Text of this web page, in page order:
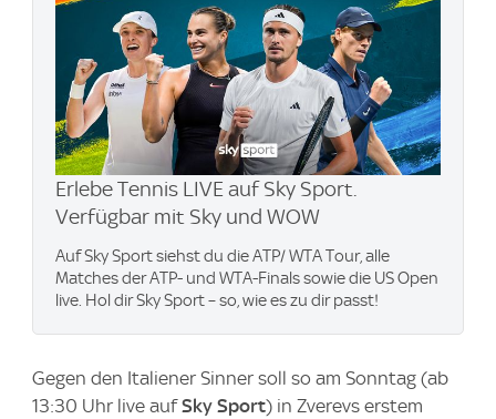
Erlebe Tennis LIVE auf Sky Sport.
Verfügbar mit Sky und WOW
Auf Sky Sport siehst du die ATP/ WTA Tour, alle
Matches der ATP- und WTA-Finals sowie die US Open
live. Hol dir Sky Sport – so, wie es zu dir passt!
Gegen den Italiener Sinner soll so am Sonntag (ab
13:30 Uhr live aufSky Sport) in Zverevs erstem